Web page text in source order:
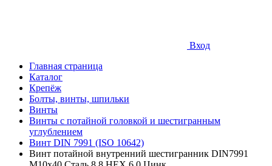
Вход
Главная страница
Каталог
Крепёж
Болты, винты, шпильки
Винты
Винты с потайной головкой и шестигранным
углублением
Винт DIN 7991 (ISO 10642)
Винт потайной внутренний шестигранник DIN7991